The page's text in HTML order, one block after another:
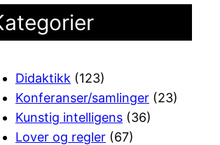
Didaktikk (123)
Konferanser/samlinger (23)
Kunstig intelligens (36)
Lover og regler (67)